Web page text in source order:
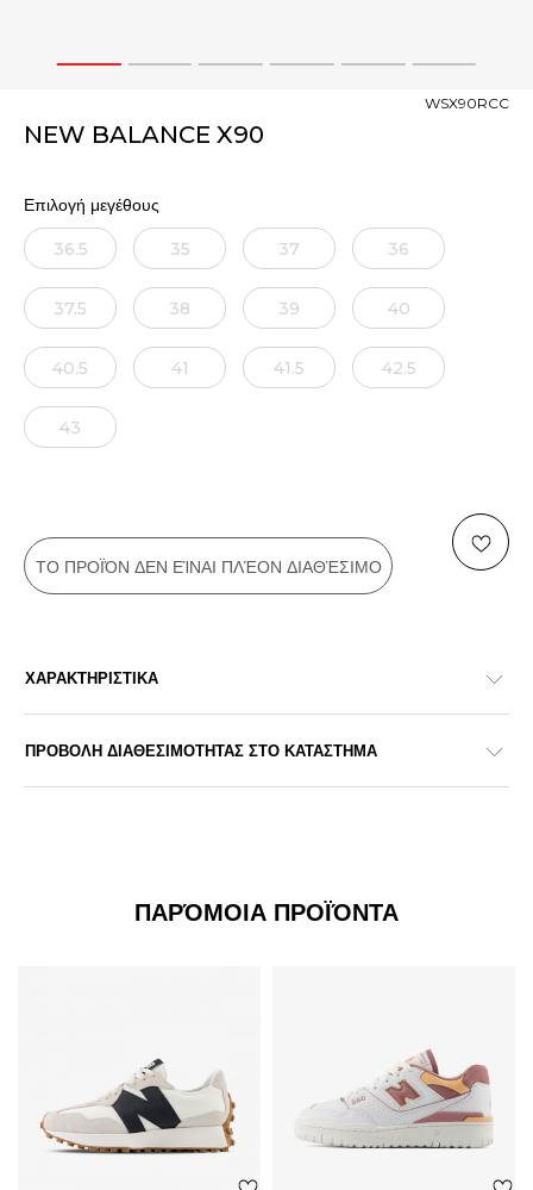
1 2 3 4 5 6
NEW BALANCE X90
WSX90RCC
Επιλογή μεγέθους
36.5 35 37 36
37.5 38 39 40
40.5 41 41.5 42.5
43
ΤΟ ΠΡΟΪΌΝ ΔΕΝ ΕΊΝΑΙ ΠΛΈΟΝ ΔΙΑΘΈΣΙΜΟ
ΧΑΡΑΚΤΗΡΙΣΤΙΚΑ
ΠΡΟΒΟΛΗ ΔΙΑΘΕΣΙΜΟΤΗΤΑΣ ΣΤΟ ΚΑΤΑΣΤΗΜΑ
ΠΑΡΌΜΟΙΑ ΠΡΟΪΌΝΤΑ